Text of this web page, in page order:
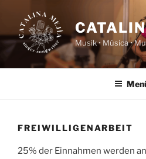
Inhalt
springen
Musik • Música •
FREIWILLIGENARBEIT
25% der Einnahmen werden